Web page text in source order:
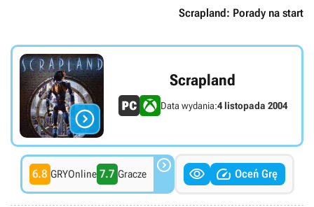
Scrapland: Porady na start

Scrapland
Data wydania:4 listopada 2004
6.8 GRYOnline 7.7 Gracze    Oceń Grę